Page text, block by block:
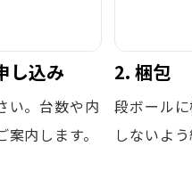
し込み
い。台数や内
内します。
2. 梱包
段ボール
しないよ